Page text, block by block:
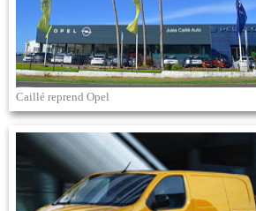
Caillé reprend Opel